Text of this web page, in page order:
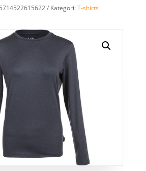
5714522615622 Kategori:T-shirts